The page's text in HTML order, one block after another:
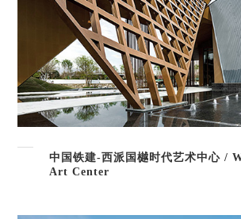
中国铁建-西派国樾时代艺术中心 /
Art Center